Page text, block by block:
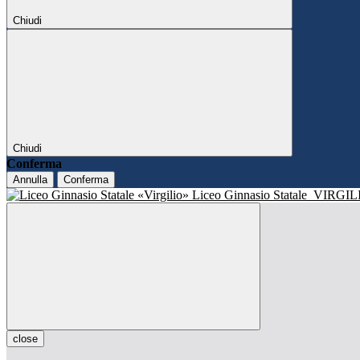
Chiudi
Chiudi
Conferma
Annulla Conferma
Liceo Ginnasio Statale
close